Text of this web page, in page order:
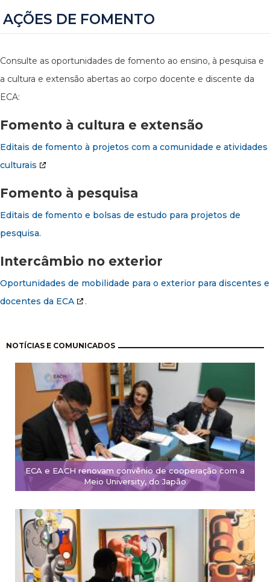
AÇÕES DE FOMENTO
Consulte as oportunidades de fomento ao ensino, à pesquisa e
a cultura e extensão abertas ao corpo docente e discente da
ECA:
Fomento à cultura e extensão
Editais de fomento à projetos com a comunidade e atividades
culturais
Fomento à pesquisa
Editais de fomento e bolsas de estudo para projetos de
pesquisa.
Intercâmbio no exterior
Oportunidades de mobilidade para o exterior para discentes e
docentes da ECA
.
NOTÍCIAS E COMUNICADOS
ECA e EACH renovam convênio de cooperação com a
Meio University, do Japão
Paginação